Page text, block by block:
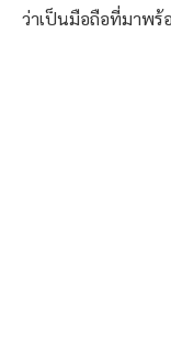
ว่าเป็นมือถือที่มาพร้